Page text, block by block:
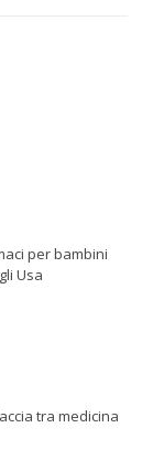
per bambini
Usa
tra medicina